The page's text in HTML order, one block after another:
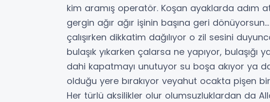
kim aramış operatör. Koşan ayaklarda adım
gergin ağır ağır işinin başına geri
çalışırken dikkatim dağılıyor o zil sesini
bulaşık yıkarken çalarsa ne yapıyor, bulaşığı
dahi kapatmayı unutuyor su boşa akıyor ya
olduğu yere bırakıyor veyahut ocakta pişen
Her türlü aksilikler olur olumsuzluklardan da